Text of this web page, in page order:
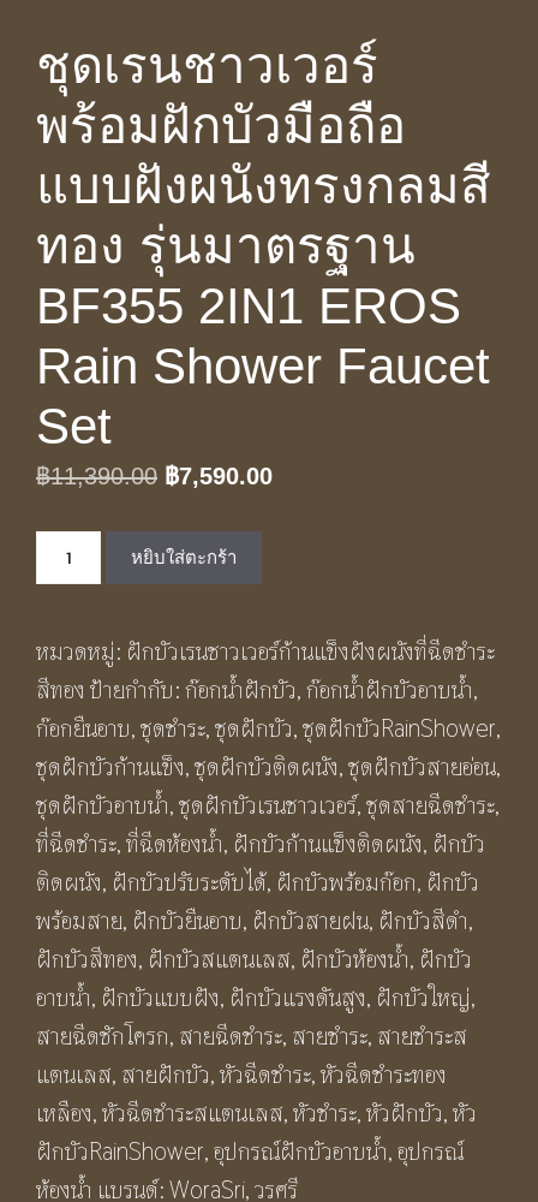
ชุดเรนชาวเวอร์
พร้อมฝักบัวมือถือ
แบบฝังผนังทรงกลมสี
ทอง รุ่นมาตรฐาน
BF355 2IN1 EROS
Rain Shower Faucet
Set
฿11,390.00 Original
was:
฿11,390.00.
฿7,590.00Current
จำนวน
ชุด
ชาว
เวอร์
พร้อม
ฝักบัว
มือ
ถือ
แบบ
ฝัง
ผนัง
ทรง
กลม
สี
ทอง
รุ่น
หยิบใส่ตะกร้า
หมวดหมู่: ฝักบัวเรนชาวเวอร์ก้านแข็งฝังผนังที่ฉีดชำระ
สีทอง ป้ายกำกับ:ก๊อกน้ำฝักบัว,ก๊อกน้ำฝักบัวอาบน้ำ,
ก๊อกยืนอาบ,ชุดชําระ,ชุดฝักบัว,ชุดฝักบัวRainShower,
ชุดฝักบัวก้านแข็ง,ชุดฝักบัวติดผนัง,ชุดฝักบัวสายอ่อน,
ชุดฝักบัวอาบน้ำ,ชุดฝักบัวเรนชาวเวอร์,ชุดสายฉีดชําระ,
ที่ฉีดชําระ,ที่ฉีดห้องน้ำ, ฝักบัวก้านแข็งติดผนัง, ฝักบัว
ติดผนัง, ฝักบัวปรับระดับได้, ฝักบัวพร้อมก๊อก, ฝักบัว
พร้อมสาย, ฝักบัวยืนอาบ, ฝักบัวสายฝน, ฝักบัวสีดำ,
ฝักบัวสีทอง, ฝักบัวสแตนเลส, ฝักบัวห้องน้ำ, ฝักบัว
อาบน้ำ, ฝักบัวแบบฝัง, ฝักบัวแรงดันสูง, ฝักบัวใหญ่,
สายฉีดชักโครก, สายฉีดชำระ, สายชำระ, สายชำระส
แตนเลส, สายฝักบัว,หัวฉีดชำระ,หัวฉีดชำระทอง
เหลือง,หัวฉีดชำระสแตนเลส,หัวชำระ,หัวฝักบัว,หัว
ฝักบัวRainShower,อุปกรณ์ฝักบัวอาบน้ำ,อุปกรณ์
ห้องน้ำ แบรนด์:WoraSri,วรศรี